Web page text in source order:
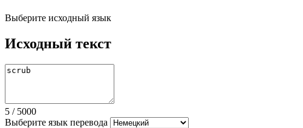
Выберите исходный язык
Исходный текст
5 / 5000
Выберите язык перевода